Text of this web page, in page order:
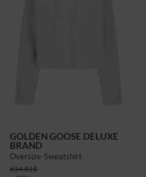
GOLDEN GOOSE DELUXE
BRAND
Oversize-Sweatshirt
634.81$